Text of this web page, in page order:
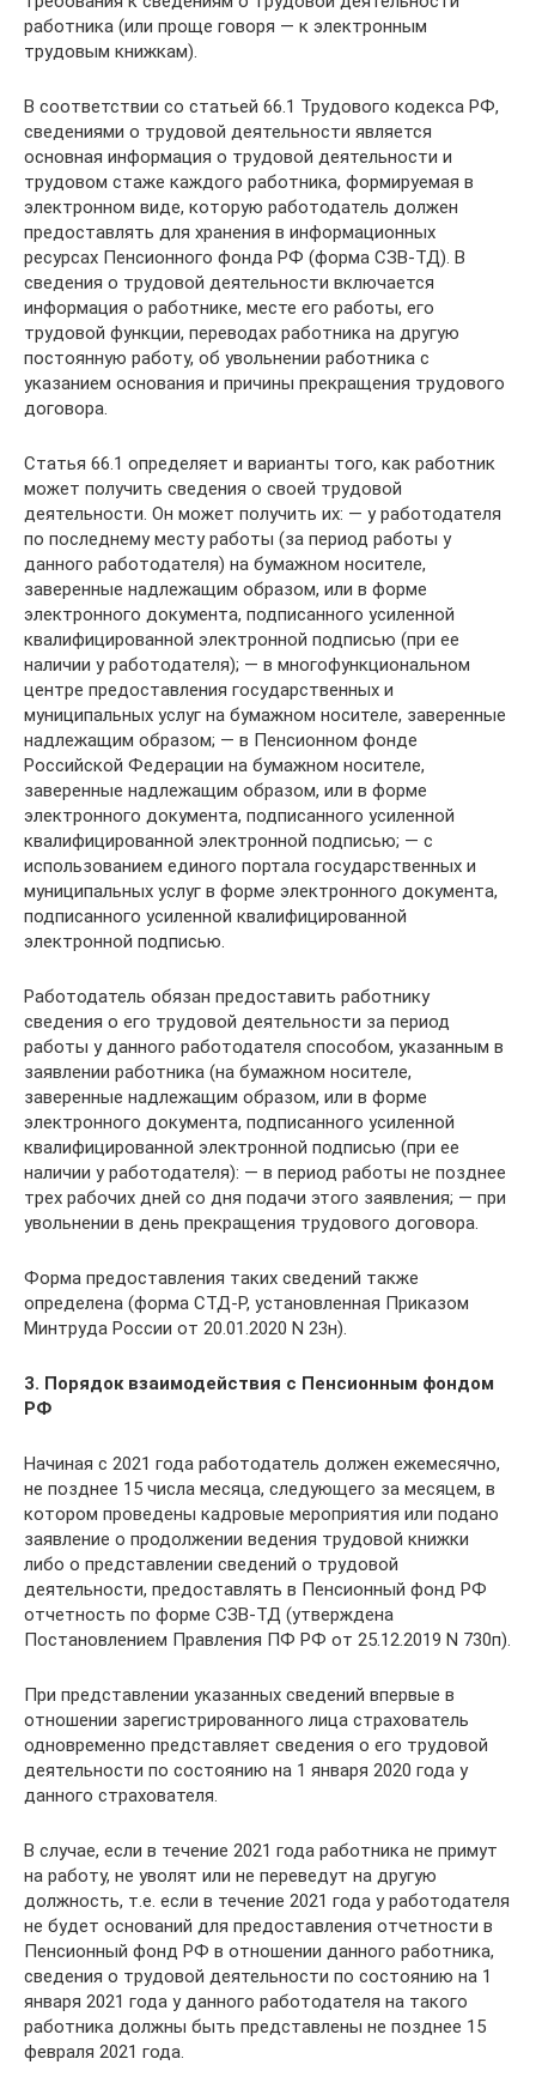
работника (или проще говоря — к электронным
трудовым книжкам).
В соответствии со статьей 66.1 Трудового кодекса РФ,
сведениями о трудовой деятельности является
основная информация о трудовой деятельности и
трудовом стаже каждого работника, формируемая в
электронном виде, которую работодатель должен
предоставлять для хранения в информационных
ресурсах Пенсионного фонда РФ (форма СЗВ-ТД). В
сведения о трудовой деятельности включается
информация о работнике, месте его работы, его
трудовой функции, переводах работника на другую
постоянную работу, об увольнении работника с
указанием основания и причины прекращения трудового
договора.
Статья 66.1 определяет и варианты того, как работник
может получить сведения о своей трудовой
деятельности. Он может получить их: — у работодателя
по последнему месту работы (за период работы у
данного работодателя) на бумажном носителе,
заверенные надлежащим образом, или в форме
электронного документа, подписанного усиленной
квалифицированной электронной подписью (при ее
наличии у работодателя); — в многофункциональном
центре предоставления государственных и
муниципальных услуг на бумажном носителе, заверенные
надлежащим образом; — в Пенсионном фонде
Российской Федерации на бумажном носителе,
заверенные надлежащим образом, или в форме
электронного документа, подписанного усиленной
квалифицированной электронной подписью; — с
использованием единого портала государственных и
муниципальных услуг в форме электронного документа,
подписанного усиленной квалифицированной
электронной подписью.
Работодатель обязан предоставить работнику
сведения о его трудовой деятельности за период
работы у данного работодателя способом, указанным в
заявлении работника (на бумажном носителе,
заверенные надлежащим образом, или в форме
электронного документа, подписанного усиленной
квалифицированной электронной подписью (при ее
наличии у работодателя): — в период работы не позднее
трех рабочих дней со дня подачи этого заявления; — при
увольнении в день прекращения трудового договора.
Форма предоставления таких сведений также
определена (форма СТД-Р, установленная Приказом
Минтруда России от 20.01.2020 N 23н).
3. Порядок взаимодействия с Пенсионным фондом
РФ
Начиная с 2021 года работодатель должен ежемесячно,
не позднее 15 числа месяца, следующего за месяцем, в
котором проведены кадровые мероприятия или подано
заявление о продолжении ведения трудовой книжки
либо о представлении сведений о трудовой
деятельности, предоставлять в Пенсионный фонд РФ
отчетность по форме СЗВ-ТД (утверждена
Постановлением Правления ПФ РФ от 25.12.2019 N 730п).
При представлении указанных сведений впервые в
отношении зарегистрированного лица страхователь
одновременно представляет сведения о его трудовой
деятельности по состоянию на 1 января 2020 года у
данного страхователя.
В случае, если в течение 2021 года работника не примут
на работу, не уволят или не переведут на другую
должность, т.е. если в течение 2021 года у работодателя
не будет оснований для предоставления отчетности в
Пенсионный фонд РФ в отношении данного работника,
сведения о трудовой деятельности по состоянию на 1
января 2021 года у данного работодателя на такого
работника должны быть представлены не позднее 15
февраля 2021 года.